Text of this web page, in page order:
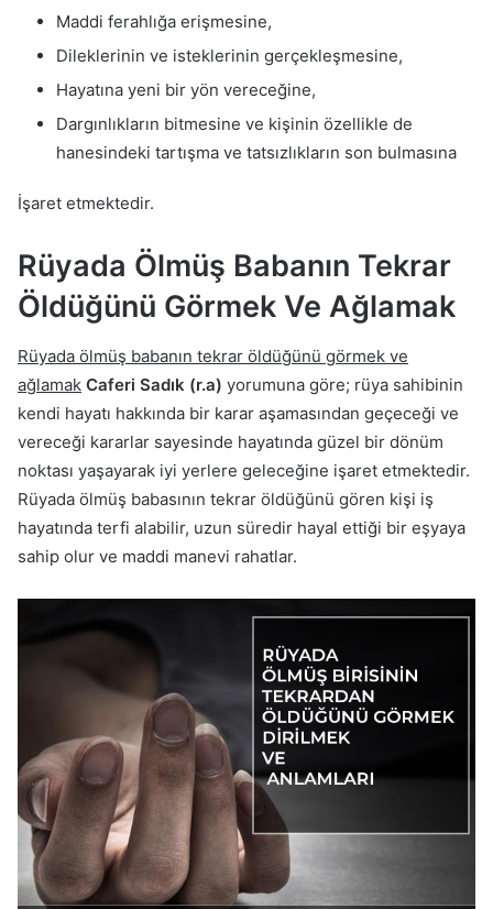
Maddi ferahlığa erişmesine,
Dileklerinin ve isteklerinin gerçekleşmesine,
Hayatına yeni bir yön vereceğine,
Dargınlıkların bitmesine ve kişinin özellikle de
hanesindeki tartışma ve tatsızlıkların son bulmasına
İşaret etmektedir.
Rüyada Ölmüş Babanın Tekrar
Öldüğünü Görmek Ve Ağlamak
Rüyada ölmüş babanın tekrar öldüğünü görmek ve
ağlamak Caferi Sadık (r.a) yorumuna göre; rüya sahibinin
kendi hayatı hakkında bir karar aşamasından geçeceği ve
vereceği kararlar sayesinde hayatında güzel bir dönüm
noktası yaşayarak iyi yerlere geleceğine işaret etmektedir.
Rüyada ölmüş babasının tekrar öldüğünü gören kişi iş
hayatında terfi alabilir, uzun süredir hayal ettiği bir eşyaya
sahip olur ve maddi manevi rahatlar.